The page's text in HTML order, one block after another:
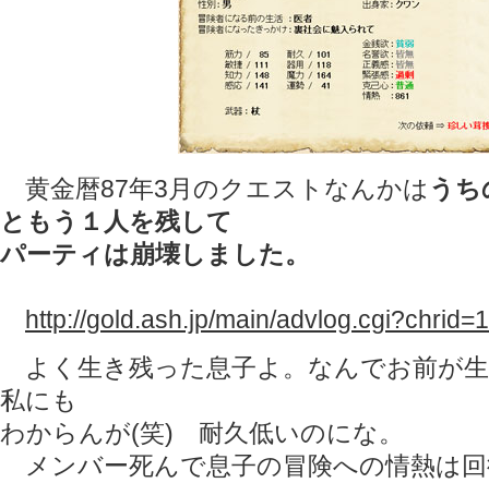
黄金暦87年3月のクエストなんかは う
ともう１人を残して
パーティは崩壊しました。
http://gold.ash.jp/main/
よく生き残った息子よ。なんでお前が
私にも
わからんが(笑) 耐久低いのにな。
メンバー死んで息子の冒険への情熱は